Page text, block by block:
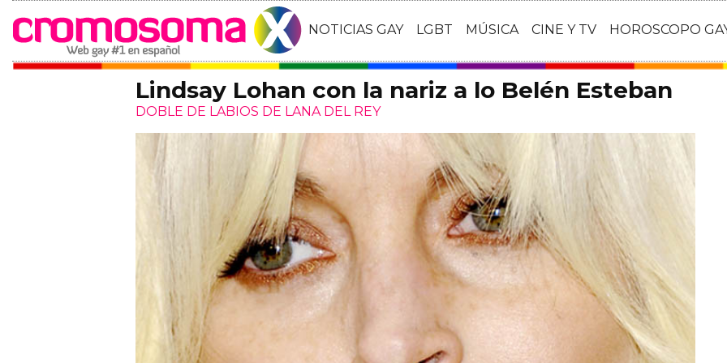
NOTICIAS GAY LGBT MÚSICA CINE Y TV HOROSCOPO
Lindsay Lohan con la nariz a lo Belén Esteban
DOBLE DE LABIOS DE LANA DEL REY